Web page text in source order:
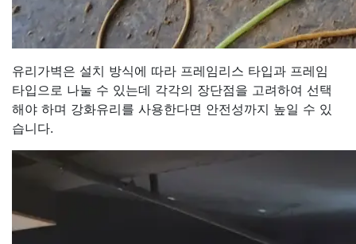
유리가벽은 설치 방식에 따라 프레임리스 타입과 프레임
타입으로 나눌 수 있는데 각각의 장단점을 고려하여 선택
해야 하며 강화유리를 사용한다면 안전성까지 높일 수 있
습니다.